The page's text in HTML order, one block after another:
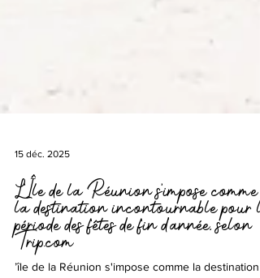
15 déc. 2025
L’Île de la Réunion s'impose comme
la destination incontournable pour la
période des fêtes de fin d’année, selon
Trip.com